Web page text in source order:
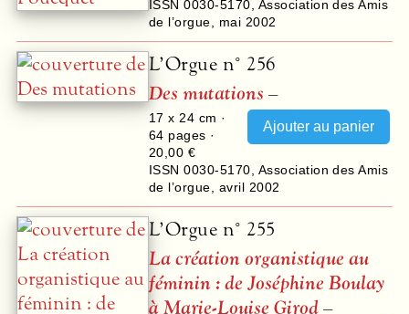
ISSN 0030-5170 Association des Amis
de l’orgue
mai 2002
L’Orgue n° 256
Des mutations –
17 x 24 cm ·
64 pages ·
20,00 €
ISSN 0030-5170 Association des Amis
de l’orgue
avril 2002
L’Orgue n° 255
La création organistique au
féminin : de Joséphine Boulay
à Marie-Louise Girod–